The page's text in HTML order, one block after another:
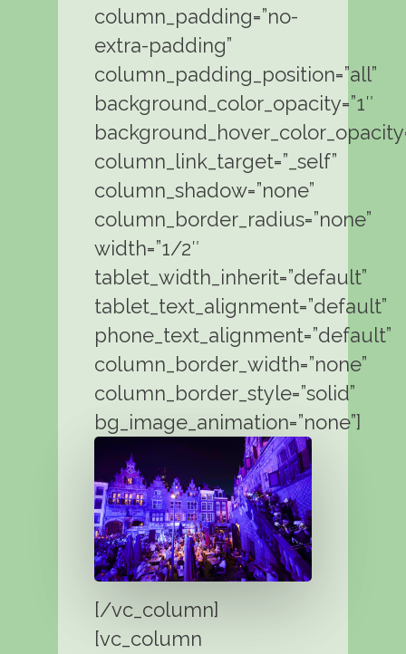
column_padding=”no-
extra-padding”
column_padding_position=”all”
background_color_opacity=”1″
column_link_target=”_self”
column_shadow=”none”
column_border_radius=”none”
width=”1/2″
tablet_width_inherit=”default”
tablet_text_alignment=”default”
phone_text_alignment=”default”
column_border_width=”none”
column_border_style=”solid”
bg_image_animation=”none”]
[/vc_column]
[vc_column